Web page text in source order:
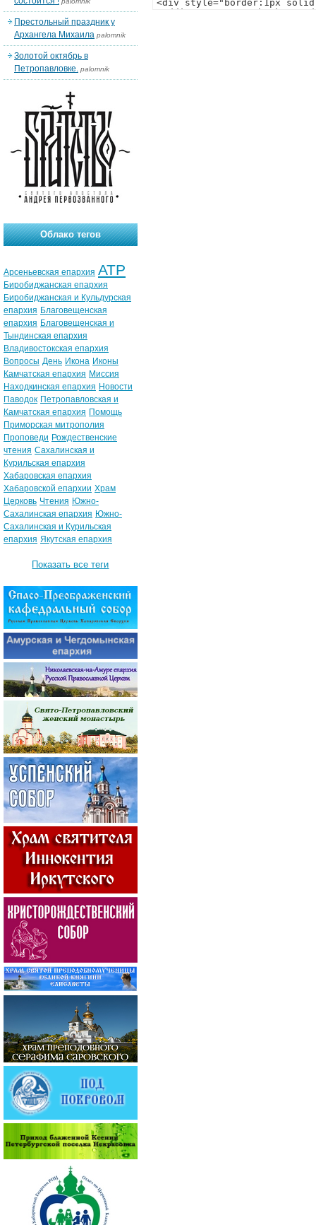
Престольный праздник у
Архангела Михаила palomnik
Золотой октябрь в
Петропавловке. palomnik
Облако тегов
Арсеньевская епархия АТР
Биробиджанская епархия
Биробиджанская и Кульдурская
епархия Благовещенская
епархия Благовещенская и
Тындинская епархия
Владивостокская епархия
Вопросы День Икона Иконы
Камчатская епархия Миссия
Находкинская епархия Новости
Паводок Петропавловская и
Камчатская епархия Помощь
Приморская митрополия
Проповеди Рождественские
чтения Сахалинская и
Курильская епархия
Хабаровская епархия
Хабаровской епархии Храм
Церковь Чтения Южно-
Сахалинская епархия Южно-
Сахалинская и Курильская
епархия Якутская епархия
Показать все теги